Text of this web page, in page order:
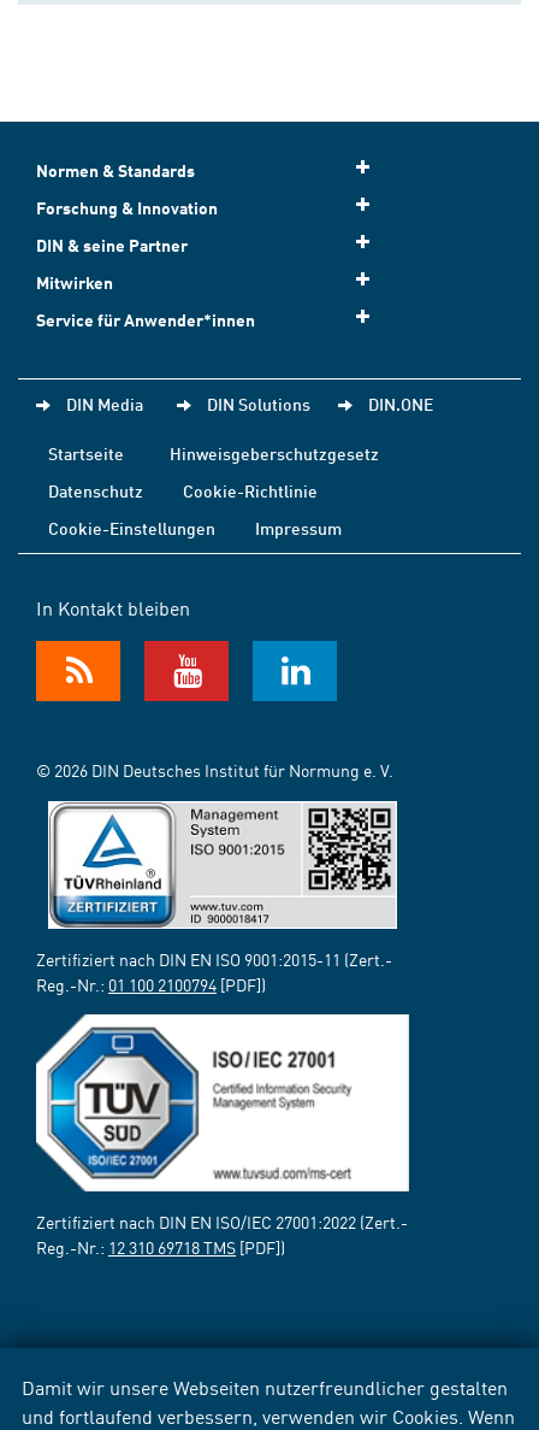
Damit wir unsere Webseiten nutzerfreundlicher gestalten
und fortlaufend verbessern, verwenden wir Cookies. Wenn
Normen & Standards
Forschung & Innovation
DIN & seine Partner
Mitwirken
Service für Anwender*innen
DIN Media DIN Solutions DIN.ONE
Startseite
Hinweisgeberschutzgesetz
Datenschutz
Cookie-Richtlinie
Cookie-Einstellungen
Impressum
In Kontakt bleiben
© 2026 DIN Deutsches Institut für Normung e. V.
Zertifiziert nach DIN EN ISO 9001:2015-11 (Zert.-
Reg.-Nr.: 01 100 2100794 [PDF])
Zertifiziert nach DIN EN ISO/IEC 27001:2022 (Zert.-
Reg.-Nr.: 12 310 69718 TMS [PDF])